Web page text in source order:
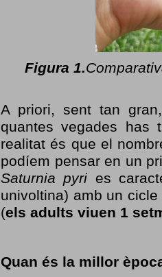
Figura 1.
A priori, sent tan
quantes vegades has
realitat és que el
podíem pensar en un
Saturnia pyri es
univoltina) amb un
(els adults viuen 1
Quan és la millor